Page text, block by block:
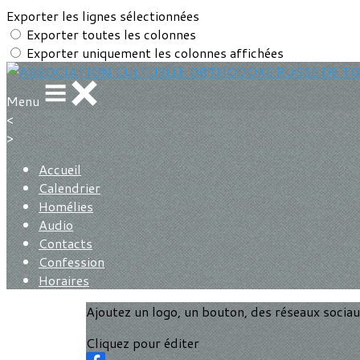
Exporter les lignes sélectionnées
Exporter toutes les colonnes
Exporter uniquement les colonnes affichées
Menu
<
>
Accueil
Calendrier
Homélies
Audio
Contacts
Confession
Horaires
Ajoutez un logo, un bouton, des réseaux
Cliquez pour éditer